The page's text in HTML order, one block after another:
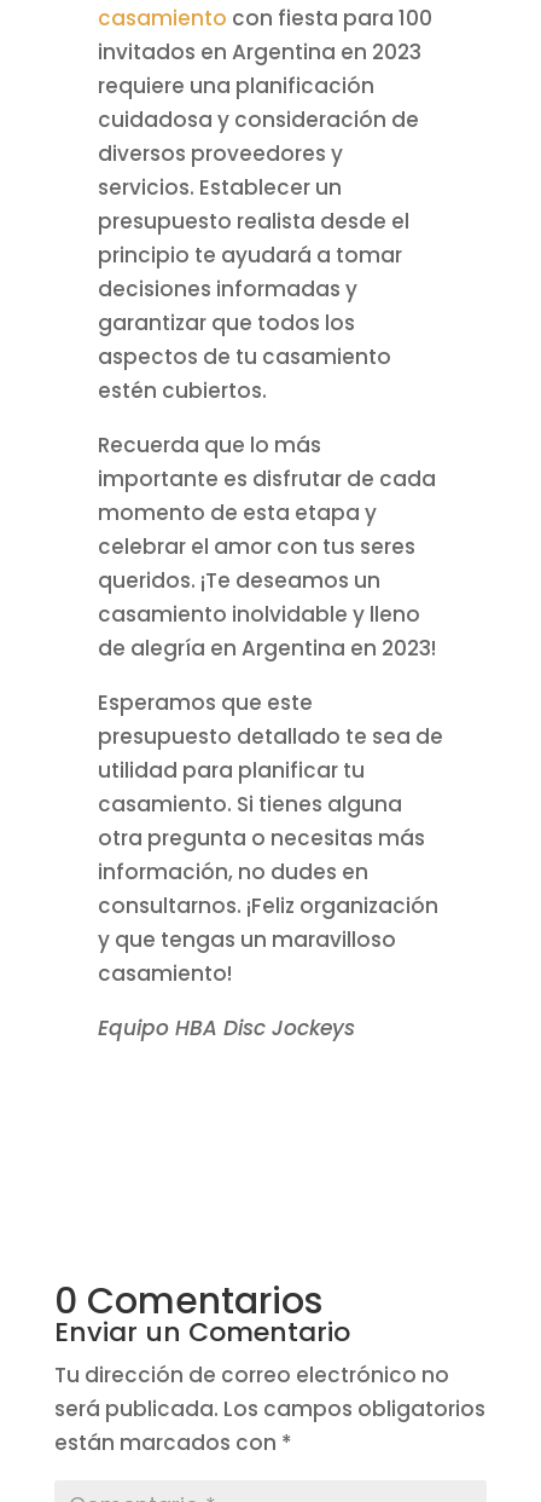
casamiento con fiesta para 100
invitados en Argentina en 2023
requiere una planificación
cuidadosa y consideración de
diversos proveedores y
servicios. Establecer un
presupuesto realista desde el
principio te ayudará a tomar
decisiones informadas y
garantizar que todos los
aspectos de tu casamiento
estén cubiertos.
Recuerda que lo más
importante es disfrutar de cada
momento de esta etapa y
celebrar el amor con tus seres
queridos. ¡Te deseamos un
casamiento inolvidable y lleno
de alegría en Argentina en 2023!
Esperamos que este
presupuesto detallado te sea de
utilidad para planificar tu
casamiento. Si tienes alguna
otra pregunta o necesitas más
información, no dudes en
consultarnos. ¡Feliz organización
y que tengas un maravilloso
casamiento!
Equipo HBA Disc Jockeys
0 Comentarios
Enviar un Comentario
Tu dirección de correo electrónico no
será publicada. Los campos obligatorios
están marcados con *